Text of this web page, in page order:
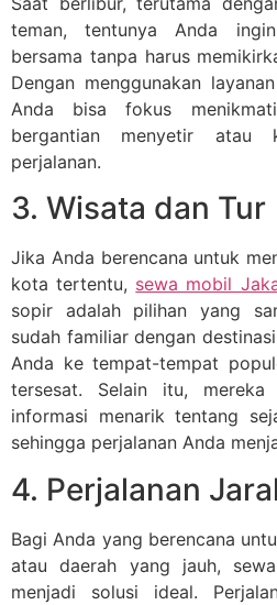
teman, tentunya Anda
bersama tanpa harus
Dengan menggunakan
Anda bisa fokus
bergantian menyetir atau
perjalanan.
3. Wisata dan Tur
Jika Anda berencana untuk
kota tertentu, sewa mobil
sopir adalah pilihan yang
sudah familiar dengan
Anda ke tempat-tempat
tersesat. Selain itu, mereka
informasi menarik tentang
sehingga perjalanan Anda
4. Perjalanan
Bagi Anda yang berencana
atau daerah yang jauh,
menjadi solusi ideal.